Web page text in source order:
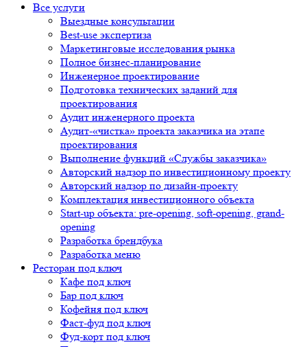
Все услуги
Выездные консультации
Best-use экспертиза
Маркетинговые исследования рынка
Полное бизнес-планирование
Инженерное проектирование
Подготовка технических заданий для
проектирования
Аудит инженерного проекта
Аудит-«чистка» проекта заказчика на этапе
проектирования
Выполнение функций «Службы заказчика»
Авторский надзор по инвестиционному проекту
Авторский надзор по дизайн-проекту
Комплектация инвестиционного объекта
Start-up объекта: pre-opening, soft-opening, grand-
opening
Разработка брендбука
Разработка меню
Ресторан под ключ
Кафе под ключ
Бар под ключ
Кофейня под ключ
Фаст-фуд под ключ
Фуд-корт под ключ